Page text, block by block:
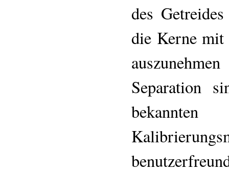
des
die Kerne mit
Separation